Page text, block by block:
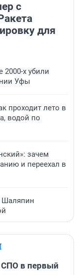
с
для
2000-х убили
Уфы
проходит лето в
водой по
зачем
и переехал в
Шаляпин
СПО в первый